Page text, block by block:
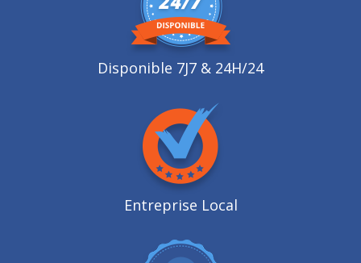
Disponible 7J7 & 24H/24
Entreprise Local